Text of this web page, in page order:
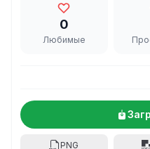
0
Любимые
PNG